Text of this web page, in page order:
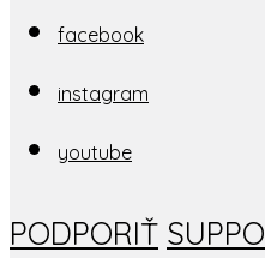
facebook
instagram
youtube
PODPORIŤ